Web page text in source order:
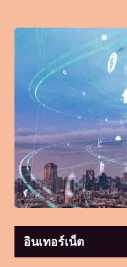
อินเทอร์เน็ต